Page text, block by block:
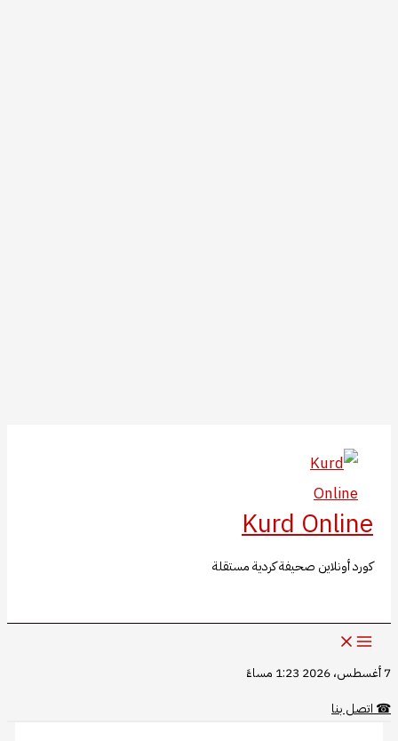
المحتوى
Kurd Online
كورد أونلاين صحيفة كردية مستقلة
7 أغسطس، 2026 1:23 مساءً
☎اتصل بنا